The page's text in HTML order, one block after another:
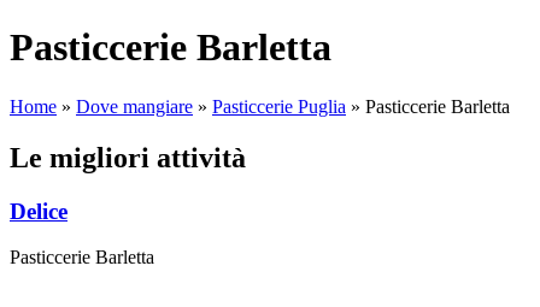
Pasticcerie Barletta
Home » Dove mangiare » Pasticcerie Puglia » Pasticcerie Barletta
Le migliori attività
Delice
Pasticcerie Barletta